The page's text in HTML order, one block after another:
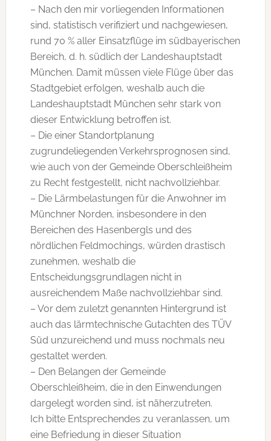
– Nach den mir vorliegenden Informationen
sind, statistisch verifiziert und nachgewiesen,
rund 70 % aller Einsatzflüge im südbayerischen
Bereich, d. h. südlich der Landeshauptstadt
München. Damit müssen viele Flüge über das
Stadtgebiet erfolgen, weshalb auch die
Landeshauptstadt München sehr stark von
dieser Entwicklung betroffen ist.
– Die einer Standortplanung
zugrundeliegenden Verkehrsprognosen sind,
wie auch von der Gemeinde Oberschleißheim
zu Recht festgestellt, nicht nachvollziehbar.
– Die Lärmbelastungen für die Anwohner im
Münchner Norden, insbesondere in den
Bereichen des Hasenbergls und des
nördlichen Feldmochings, würden drastisch
zunehmen, weshalb die
Entscheidungsgrundlagen nicht in
ausreichendem Maße nachvollziehbar sind.
– Vor dem zuletzt genannten Hintergrund ist
auch das lärmtechnische Gutachten des TÜV
Süd unzureichend und muss nochmals neu
gestaltet werden.
– Den Belangen der Gemeinde
Oberschleißheim, die in den Einwendungen
dargelegt worden sind, ist näherzutreten.
Ich bitte Entsprechendes zu veranlassen, um
eine Befriedung in dieser Situation